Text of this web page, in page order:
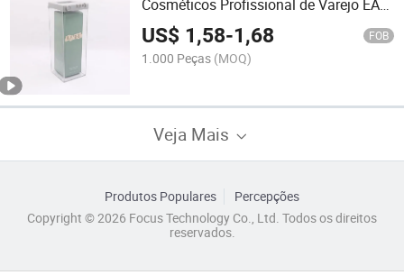
Cosméticos Profissional de Varejo EAS
Dragon Guard Atacadista
US$ 1,58-1,68 FOB
1.000 Peças (MOQ)
Veja Mais
Produtos Populares
Percepções
Copyright © 2026 Focus Technology Co., Ltd. Todos os direitos
reservados.